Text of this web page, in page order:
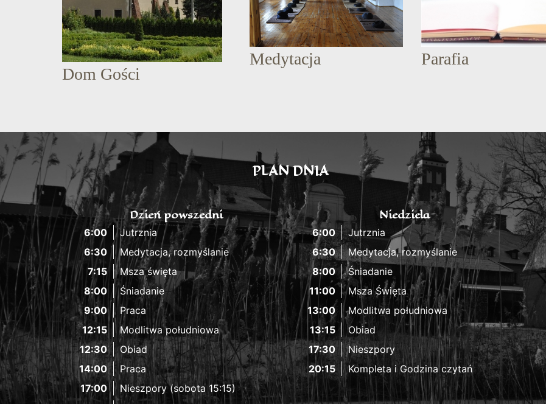
Dom Gości
Medytacja Parafia
PLAN DNIA
Dzień powszedni
6:00
Jutrznia
6:30
Medytacja, rozmyślanie
7:15
Msza święta
8:00
Śniadanie
9:00
Praca
12:15
Modlitwa południowa
12:30
Obiad
14:00
Praca
17:00
Nieszpory (sobota 15:15)
Niedziela
6:00
Jutrznia
6:30
Medytacja, rozmyślanie
8:00
Śniadanie
11:00
Msza Święta
13:00
Modlitwa południowa
13:15
Obiad
17:30
Nieszpory
20:15
Kompleta i Godzina czytań